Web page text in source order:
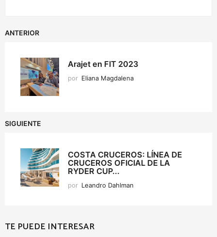
ANTERIOR
Arajet en FIT 2023
por Eliana Magdalena
SIGUIENTE
COSTA CRUCEROS: LÍNEA DE
CRUCEROS OFICIAL DE LA
RYDER CUP...
por Leandro Dahlman
TE PUEDE INTERESAR